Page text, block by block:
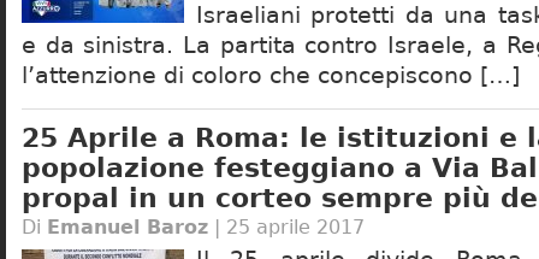
Israeliani protetti da una
e da sinistra. La partita contro Israele, a
l’attenzione di coloro che concepiscono […]
25 Aprile a Roma: le istituzioni e
popolazione festeggiano a Via
propal in un corteo sempre più
Di Emanuel Baroz | 25 aprile 2017